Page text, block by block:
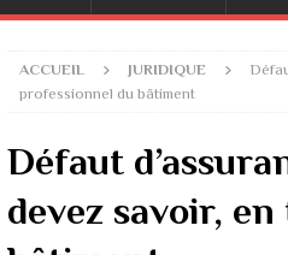
ACCUEIL JURIDIQUE
professionnel du bâtiment
Défaut
devez savoir,